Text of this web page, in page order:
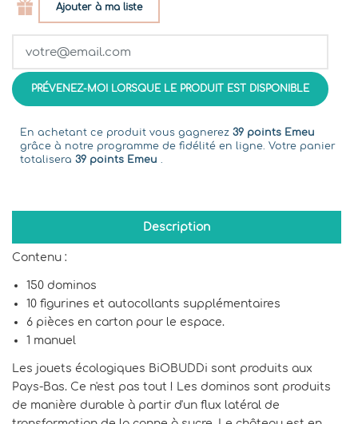
Ajouter à ma liste
PRÉVENEZ-MOI LORSQUE LE PRODUIT EST DISPONIBLE
En achetant ce produit vous gagnerez 39 points Emeu
grâce à notre programme de fidélité en ligne. Votre panier
totalisera 39 points Emeu .
Description
Contenu :
150 dominos
10 figurines et autocollants supplémentaires
6 pièces en carton pour le espace.
1 manuel
Les jouets écologiques BiOBUDDi sont produits aux
Pays-Bas. Ce n'est pas tout ! Les dominos sont produits
de manière durable à partir d'un flux latéral de